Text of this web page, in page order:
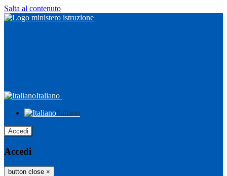
Salta al contenuto
Italiano
Italiano
Accedi
Accedi
button close ×